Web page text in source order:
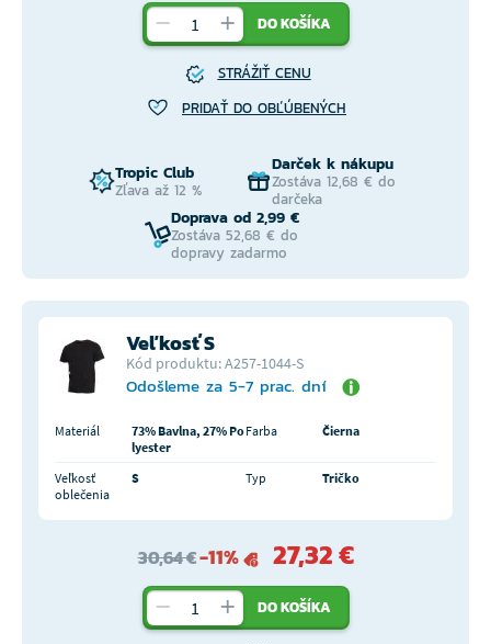
DO KOŠÍKA
STRÁŽIŤ CENU
PRIDAŤ DO OBĽÚBENÝCH
Tropic Club
Zľava až 12 %
Darček k nákupu
Zostáva 12,68 € do
darčeka
Doprava od 2,99 €
Zostáva 52,68 € do
dopravy zadarmo
Veľkosť S
Kód produktu: A257-1044-S
Odošleme za 5-7 prac. dní
Materiál
73% Bavlna, 27% Po
lyester
Farba Čierna
Veľkosť
oblečenia
S Typ Tričko
30,64 €-11% 27,32 €
DO KOŠÍKA